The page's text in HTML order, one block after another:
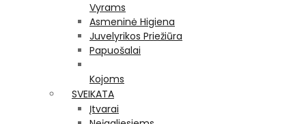
Vyrams
Asmeninė Higiena
Juvelyrikos Priežiūra
Papuošalai
Kojoms
SVEIKATA
Įtvarai